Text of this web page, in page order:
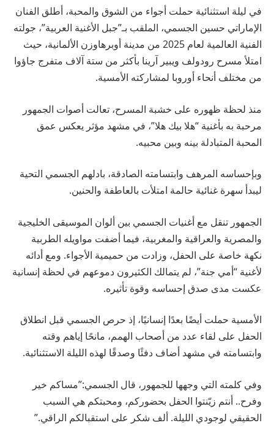
في ليلة استثنائية حملت أجواء من الشوق والمحبة، أطلق الفنان
الإماراتي حسين الجسمي، الملقب بـ”جبل الأغنية العربية”، جولته
الفنية العالمية لعام 2025 من مدينة أوبرهاوزن الألمانية، حيث
امتلأ مسرح رودولف ويبير آرينا بأكثر من ستة آلاف متفرج جاؤوا
من مختلف أنحاء أوروبا لمشاركته الأمسية.
منذ لحظة ظهوره على خشبة المسرح، تعالت أصوات الجمهور
مرحبة به بأغنية “هلا بيك هلا”، في مشهد مؤثر يعكس عمق
المحبة المتبادلة بينه وبين محبيه.
وبإحساسه المرهف وابتسامته الصادقة، بادلهم الجسمي التحية
ليبدأ سهرة غنائية حالمة امتلأت بالعاطفة والحنين.
الجمهور تنقل مع أغنيات الجسمي بين ألوان الموسيقى الخليجية
والمصرية والعراقية والمغربية، فيما أضفت مواويله الطربية
نكهة خاصة على الحفل، وزادت من حميمية الأجواء. ومع أدائه
لأغنية “أمي جنة”، لم يتمالك الكثيرون دموعهم في لحظة إنسانية
عكست مدى صدق إحساسه وقوة تأثيره.
الأمسية حملت أيضًا بعدًا إنسانيًا، إذ حرص الجسمي قبل انطلاق
الحفل على لقاء عدد من أصحاب الهمم، مانحًا إياهم وقته
وابتسامته في مشهد أضاف دفئًا وصدقًا لهذه الليلة الاستثنائية.
وفي كلمته التي وجهها للجمهور، قال الجسمي:”مساكم خير
وفرح.. أنتم زيّنتوا الحفل بحضوركم، ومحبتكم هي السبب
الحقيقي لوجودي الليلة. ألف شكر على استقبالكم الراقي.”